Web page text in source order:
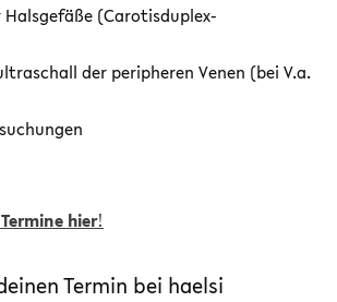
(Carotisduplex-
der peripheren Venen (bei V.a.
hier!
Termin bei haelsi